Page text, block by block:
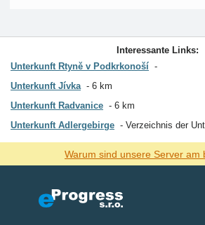
Interessante Links:
Unterkunft Rtyně v Podkrkonoší
Unterkunft Jívka
6 km
Unterkunft Radvanice
6 km
Unterkunft Adlergebirge
Verzeichnis der
Warum sind unsere Server am